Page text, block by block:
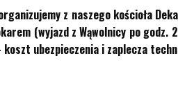
z naszego kościoła
(wyjazd z Wąwolnicy po
ubezpieczenia i zaplecza